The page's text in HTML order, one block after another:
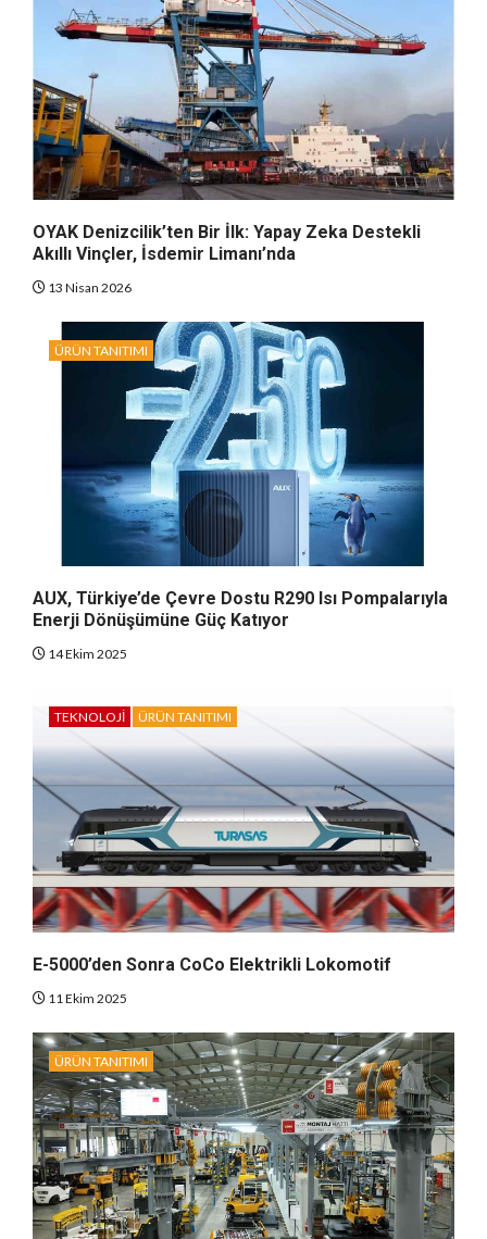
OYAK Denizcilik’ten Bir İlk: Yapay Zeka Destekli
Akıllı Vinçler, İsdemir Limanı’nda
13 Nisan 2026
ÜRÜN TANITIMI
AUX, Türkiye’de Çevre Dostu R290 Isı Pompalarıyla
Enerji Dönüşümüne Güç Katıyor
14 Ekim 2025
TEKNOLOJI ÜRÜN TANITIMI
E-5000’den Sonra CoCo Elektrikli Lokomotif
11 Ekim 2025
ÜRÜN TANITIMI